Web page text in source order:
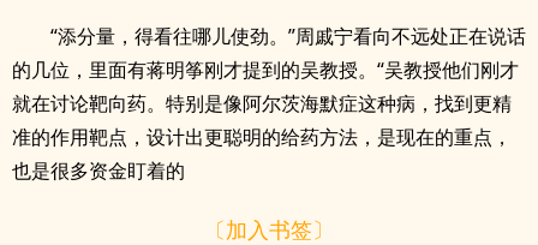
“添分量，得看往哪儿使劲。”周戚宁看向不远处正在说话
的几位，里面有蒋明筝刚才提到的吴教授。“吴教授他们刚才
就在讨论靶向药。特别是像阿尔茨海默症这种病，找到更精
准的作用靶点，设计出更聪明的给药方法，是现在的重点，
也是很多资金盯着的
〔加入书签〕